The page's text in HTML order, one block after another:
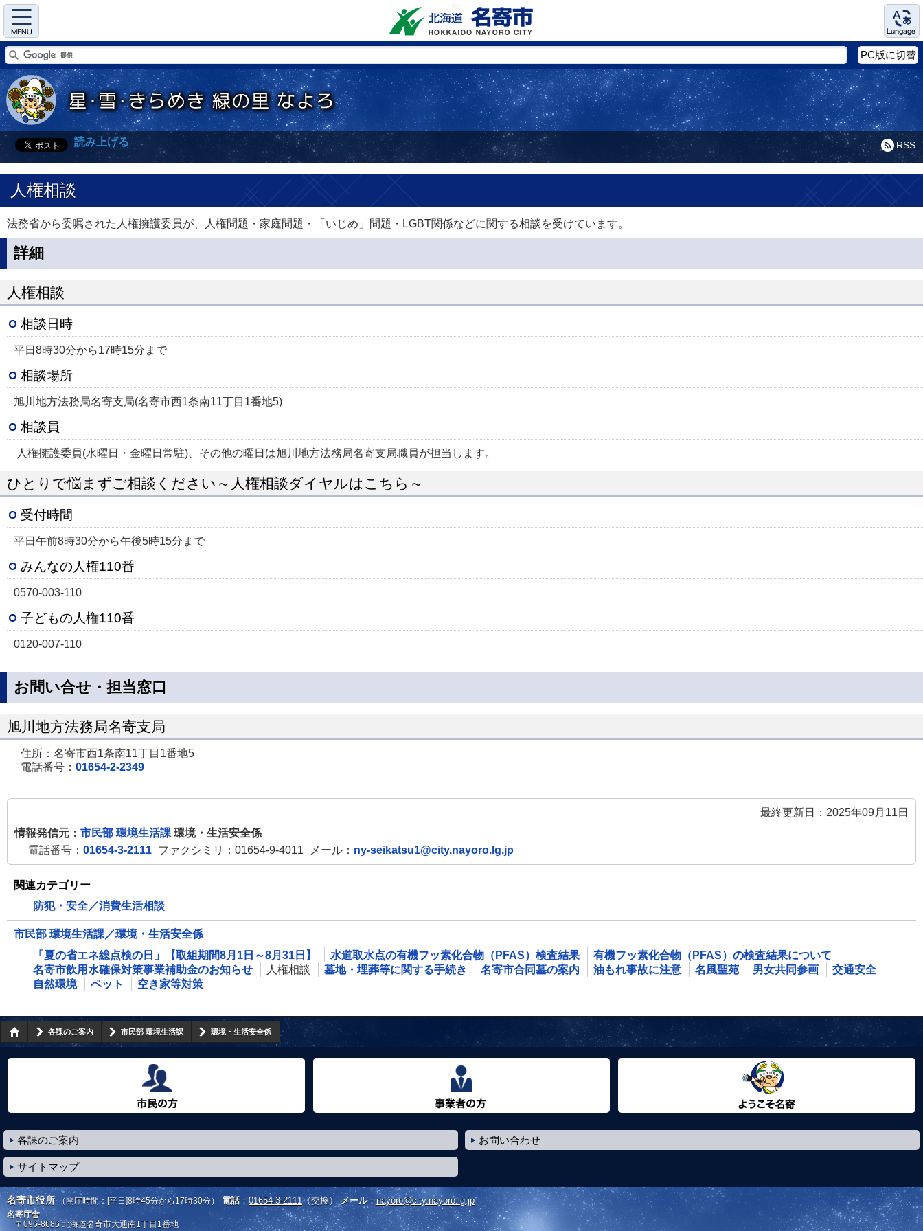
Menu Language
PC版に切替
RSS
読み上げる
人権相談
法務省から委嘱された人権擁護委員が、人権問題・家庭問題・「いじめ」問題・LGBT関係などに関する相談を受けています。
詳細
人権相談
相談日時
平日8時30分から17時15分まで
相談場所
旭川地方法務局名寄支局(名寄市西1条南11丁目1番地5)
相談員
人権擁護委員(水曜日・金曜日常駐)、その他の曜日は旭川地方法務局名寄支局職員が担当します。
ひとりで悩まずご相談ください～人権相談ダイヤルはこちら～
受付時間
平日午前8時30分から午後5時15分まで
みんなの人権110番
0570-003-110
子どもの人権110番
0120-007-110
お問い合せ・担当窓口
旭川地方法務局名寄支局
住所：名寄市西1条南11丁目1番地5
電話番号： 01654-2-2349
最終更新日：2025年09月11日
情報発信元： 市民部 環境生活課 環境・生活安全係
電話番号： 01654-3-2111 ファクシミリ：01654-9-4011 メール： ny-seikatsu1@city.nayoro.lg.jp
関連カテゴリー
防犯・安全／消費生活相談
市民部 環境生活課／環境・生活安全係
「夏の省エネ総点検の日」【取組期間8月1日～8月31日】
水道取水点の有機フッ素化合物（PFAS）検査結果
有機フッ素化合物（PFAS）の検査結果について
名寄市飲用水確保対策事業補助金のお知らせ
人権相談 墓地・埋葬等に関する手続き 名寄市合同墓の案内 油もれ事故に注意 名風聖苑 男女共同参画
交通安全
自然環境
ペット 空き家等対策
各課のご案内 市民部 環境生活課 環境・生活安全係
各課のご案内 お問い合わせ
サイトマップ
名寄市役所 （開庁時間：[平日]8時45分から17時30分） 電話 ：01654-3-2111（交換） メール：nayoro@city.nayoro.lg.jp
名寄庁舎
〒096-8686 北海道名寄市大通南1丁目1番地